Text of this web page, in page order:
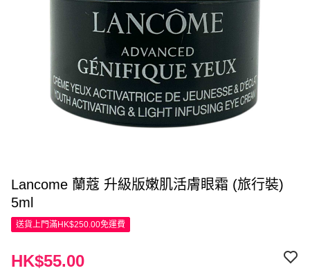
Lancome 蘭蔻 升級版嫩肌活膚眼霜 (旅行裝)
5ml
送貨上門滿HK$250.00免運費
HK$55.00